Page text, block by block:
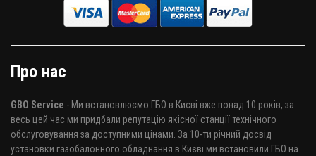
Про нас
GBO Service - Ми встановлюємо ГБО в Києві вже понад 10 років, за
весь цей час ми придбали репутацію якісної станції технічного
обслуговування за доступними цінами. За 10-ти річний досвід
установки газобалонного обладнання в Києві ми встановили ГБО на